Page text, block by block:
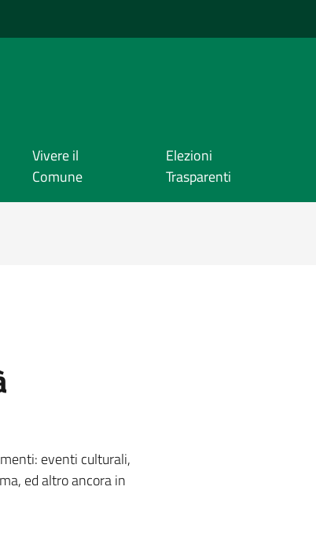
Vivere il
Comune
Elezioni
Trasparenti
eventi culturali,
ed altro ancora in